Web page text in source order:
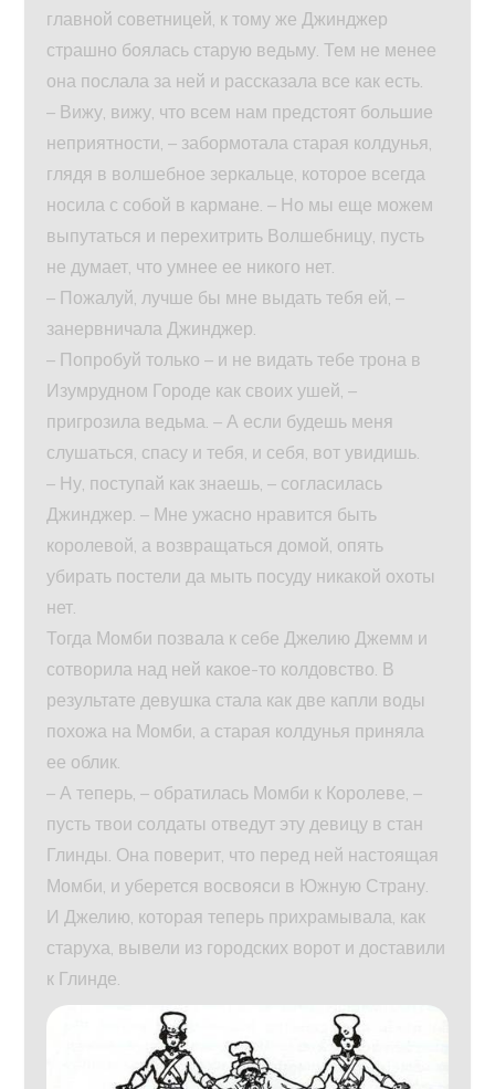
главной советницей, к тому же Джинджер
страшно боялась старую ведьму. Тем не менее
она послала за ней и рассказала все как есть.
– Вижу, вижу, что всем нам предстоят большие
неприятности, – забормотала старая колдунья,
глядя в волшебное зеркальце, которое всегда
носила с собой в кармане. – Но мы еще можем
выпутаться и перехитрить Волшебницу, пусть
не думает, что умнее ее никого нет.
– Пожалуй, лучше бы мне выдать тебя ей, –
занервничала Джинджер.
– Попробуй только – и не видать тебе трона в
Изумрудном Городе как своих ушей, –
пригрозила ведьма. – А если будешь меня
слушаться, спасу и тебя, и себя, вот увидишь.
– Ну, поступай как знаешь, – согласилась
Джинджер. – Мне ужасно нравится быть
королевой, а возвращаться домой, опять
убирать постели да мыть посуду никакой охоты
нет.
Тогда Момби позвала к себе Джелию Джемм и
сотворила над ней какое-то колдовство. В
результате девушка стала как две капли воды
похожа на Момби, а старая колдунья приняла
ее облик.
– А теперь, – обратилась Момби к Королеве, –
пусть твои солдаты отведут эту девицу в стан
Глинды. Она поверит, что перед ней настоящая
Момби, и уберется восвояси в Южную Страну.
И Джелию, которая теперь прихрамывала, как
старуха, вывели из городских ворот и доставили
к Глинде.